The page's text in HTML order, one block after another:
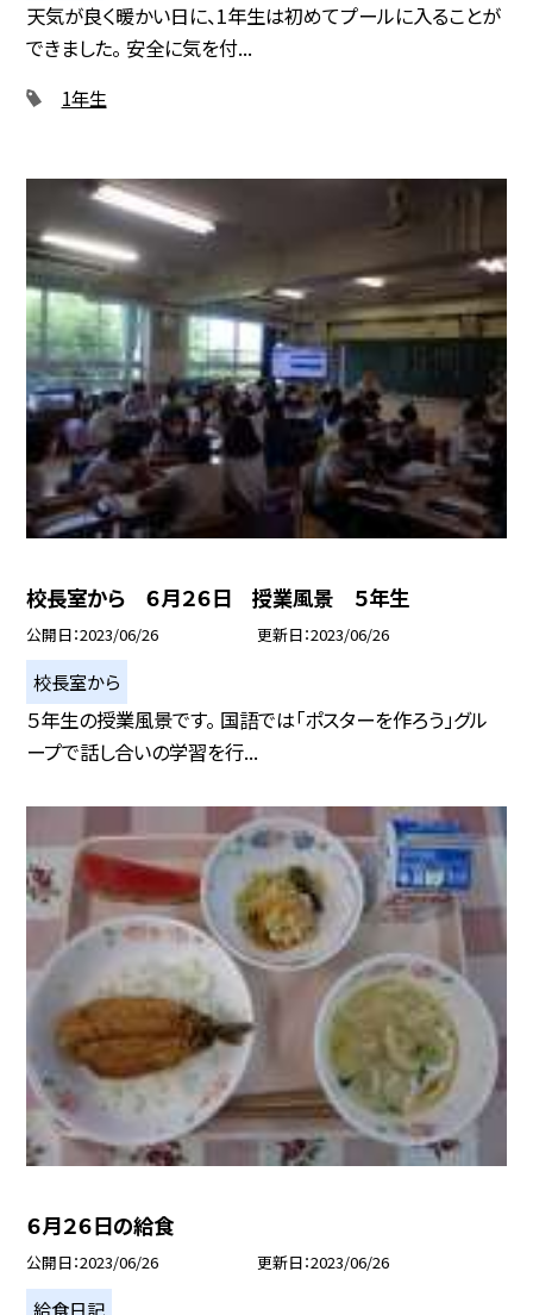
天気が良く暖かい日に、1年生は初めてプールに入ることが
できました。 安全に気を付...
1年生
校長室から ６月２６日 授業風景 ５年生
公開日 2023/06/26 更新日 2023/06/26
校長室から
５年生の授業風景です。 国語では「ポスターを作ろう」グル
ープで話し合いの学習を行...
６月２６日の給食
公開日 2023/06/26 更新日 2023/06/26
給食日記